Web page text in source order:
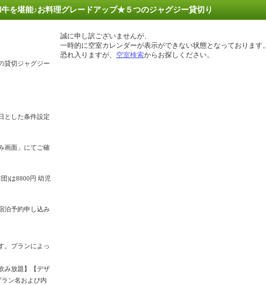
を堪能♪お料理グレードアップ★５つのジャグジー貸切り
貸切ジャグジー
とした条件設定
画面」にてご確
)は8800円 幼児
泊予約申し込み
。プランによっ
み放題】【デザ
ン名および内
誠に申し訳ございませんが、
一時的に空室カレンダーが表示ができない状態となっております。
恐れ入りますが、 空室検索からお探しください。